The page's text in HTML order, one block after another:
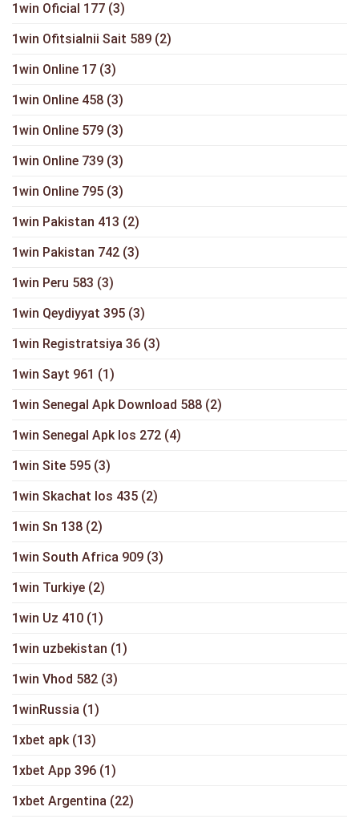
1win Oficial 177 (3)
1win Ofitsialnii Sait 589 (2)
1win Online 17 (3)
1win Online 458 (3)
1win Online 579 (3)
1win Online 739 (3)
1win Online 795 (3)
1win Pakistan 413 (2)
1win Pakistan 742 (3)
1win Peru 583 (3)
1win Qeydiyyat 395 (3)
1win Registratsiya 36 (3)
1win Sayt 961 (1)
1win Senegal Apk Download 588 (2)
1win Senegal Apk Ios 272 (4)
1win Site 595 (3)
1win Skachat Ios 435 (2)
1win Sn 138 (2)
1win South Africa 909 (3)
1win Turkiye (2)
1win Uz 410 (1)
1win uzbekistan (1)
1win Vhod 582 (3)
1winRussia (1)
1xbet apk(13)
1xbet App 396 (1)
1xbet Argentina (22)